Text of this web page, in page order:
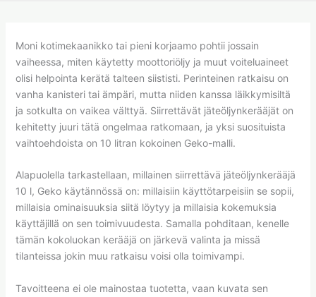
Moni kotimekaanikko tai pieni korjaamo pohtii jossain
vaiheessa, miten käytetty moottoriöljy ja muut voiteluaineet
olisi helpointa kerätä talteen siististi. Perinteinen ratkaisu on
vanha kanisteri tai ämpäri, mutta niiden kanssa läikkymisiltä
ja sotkulta on vaikea välttyä. Siirrettävät jäteöljynkerääjät on
kehitetty juuri tätä ongelmaa ratkomaan, ja yksi suosituista
vaihtoehdoista on 10 litran kokoinen Geko-malli.
Alapuolella tarkastellaan, millainen siirrettävä jäteöljynkerääjä
10 l, Geko käytännössä on: millaisiin käyttötarpeisiin se sopii,
millaisia ominaisuuksia siitä löytyy ja millaisia kokemuksia
käyttäjillä on sen toimivuudesta. Samalla pohditaan, kenelle
tämän kokoluokan kerääjä on järkevä valinta ja missä
tilanteissa jokin muu ratkaisu voisi olla toimivampi.
Tavoitteena ei ole mainostaa tuotetta, vaan kuvata sen